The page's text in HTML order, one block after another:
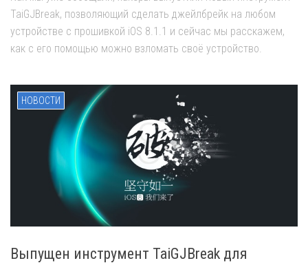
TaiGJBreak, позволяющий сделать джейлбрейк на любом
устройстве с прошивкой iOS 8.1.1 и сейчас мы расскажем,
как с его помощью можно взломать своё устройство.
НОВОСТИ
Выпущен инструмент TaiGJBreak для